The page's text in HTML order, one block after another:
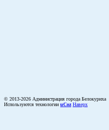
© 2013-2026 Администрация города Белокуриха
Используются технологии uCoz Наверх